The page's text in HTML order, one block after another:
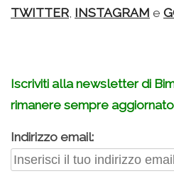
TWITTER, INSTAGRAM e
Iscriviti alla newsletter di
rimanere sempre
Indirizzo email: